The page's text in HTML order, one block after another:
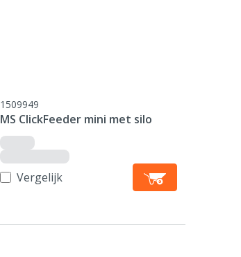
1509949
MS ClickFeeder mini met silo
Vergelijk